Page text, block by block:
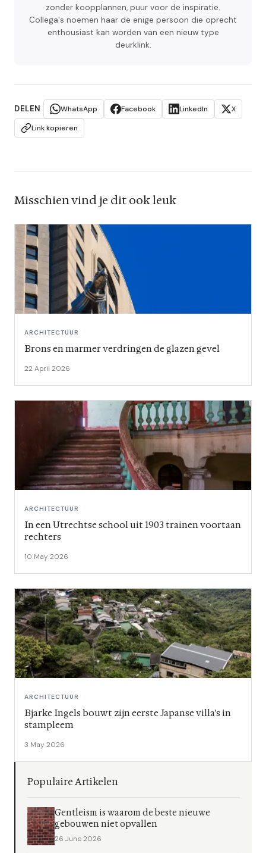
zonder koopplannen, puur voor de inspiratie.
Collega's noemen haar de enige persoon die oprecht
enthousiast kan worden van een nieuw type
deurklink.
DELEN WhatsApp Facebook LinkedIn
X
Link kopieren
Misschien vind je dit ook leuk
ARCHITECTUUR
Brons en marmer verdringen de glazen gevel
22 April 2026
ARCHITECTUUR
In een Utrechtse school uit 1903 trainen voortaan
rechters
10 May 2026
ARCHITECTUUR
Bjarke Ingels bouwt zijn eerste Japanse villa's in
stampleem
3 May 2026
Populaire Artikelen
Gentleism is waarom de beste nieuwe
gebouwen niet opvallen
26 June 2026